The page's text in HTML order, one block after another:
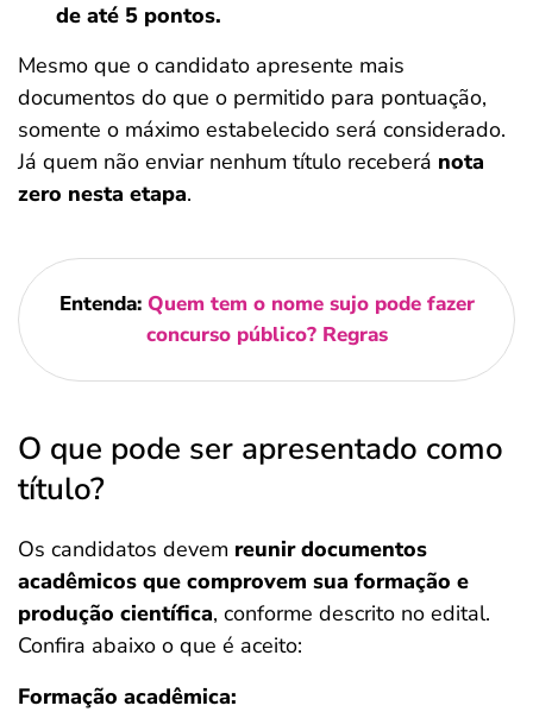
de até 5 pontos.
Mesmo que o candidato apresente mais
documentos do que o permitido para pontuação,
somente o máximo estabelecido será considerado.
Já quem não enviar nenhum título receberá nota
zero nesta etapa.
Entenda: Quem tem o nome sujo pode fazer
concurso público? Regras
O que pode ser apresentado como
título?
Os candidatos devem reunir documentos
acadêmicos que comprovem sua formação e
produção científica, conforme descrito no edital.
Confira abaixo o que é aceito:
Formação acadêmica: